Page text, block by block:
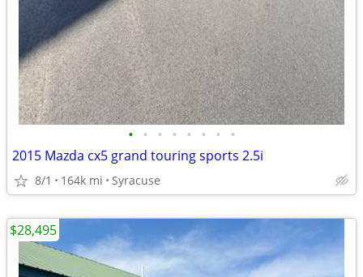
• • • • • • • •
2015 Mazda cx5 grand touring sports 2.5i
8/1 164k mi Syracuse
$28,495